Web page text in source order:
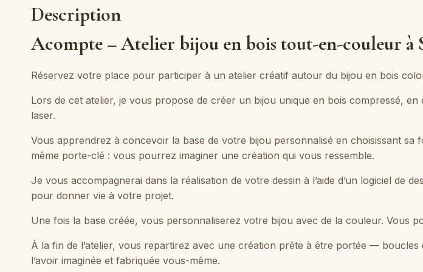
Description
Acompte – Atelier bijou en bois tout-en-couleur à
Réservez votre place pour participer à un atelier créatif autour du bijou en bois
Lors de cet atelier, je vous propose de créer un bijou unique en bois compressé,
laser.
Vous apprendrez à concevoir la base de votre bijou personnalisé en choisissant
même porte-clé : vous pourrez imaginer une création qui vous ressemble.
Je vous accompagnerai dans la réalisation de votre dessin à l’aide d’un logiciel
pour donner vie à votre projet.
Une fois la base créée, vous personnaliserez votre bijou avec de la couleur. Vous
À la fin de l’atelier, vous repartirez avec une création prête à être portée —
l’avoir imaginée et fabriquée vous-même.